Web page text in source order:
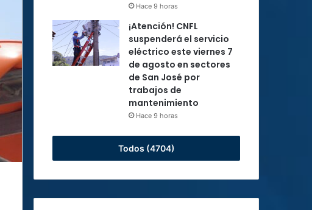
Hace 9 horas
¡Atención! CNFL
suspenderá el servicio
eléctrico este viernes 7
de agosto en sectores
de San José por
trabajos de
mantenimiento
Hace 9 horas
Todos (4704)